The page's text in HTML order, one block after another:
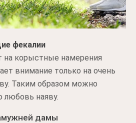
фекалии
на корыстные намерения
внимание только на очень
Таким образом можно
любовь наяву.
дамы